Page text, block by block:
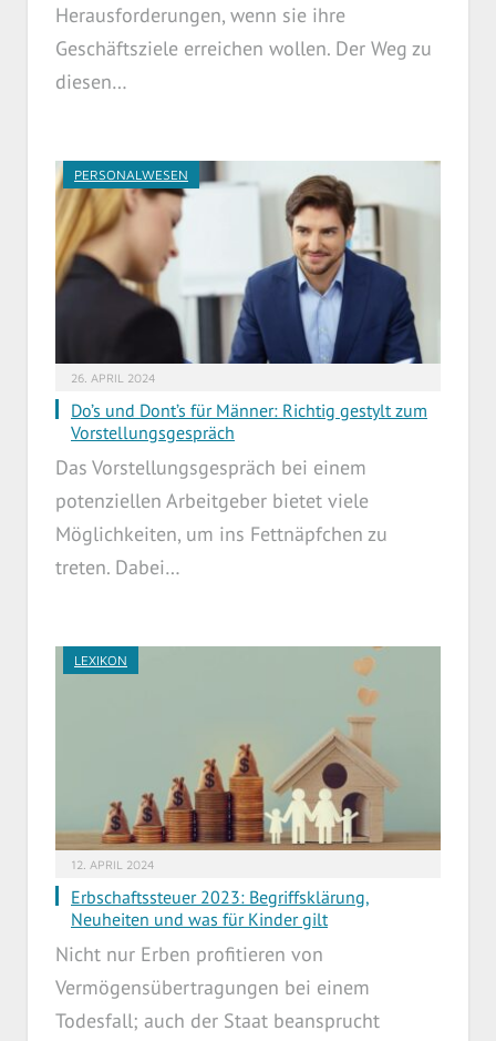
Herausforderungen, wenn sie ihre
Geschäftsziele erreichen wollen. Der Weg zu
diesen…
PERSONALWESEN
26. APRIL 2024
Do’s und Dont’s für Männer: Richtig gestylt zum
Vorstellungsgespräch
Das Vorstellungsgespräch bei einem
potenziellen Arbeitgeber bietet viele
Möglichkeiten, um ins Fettnäpfchen zu
treten. Dabei…
LEXIKON
12. APRIL 2024
Erbschaftssteuer 2023: Begriffsklärung,
Neuheiten und was für Kinder gilt
Nicht nur Erben profitieren von
Vermögensübertragungen bei einem
Todesfall; auch der Staat beansprucht